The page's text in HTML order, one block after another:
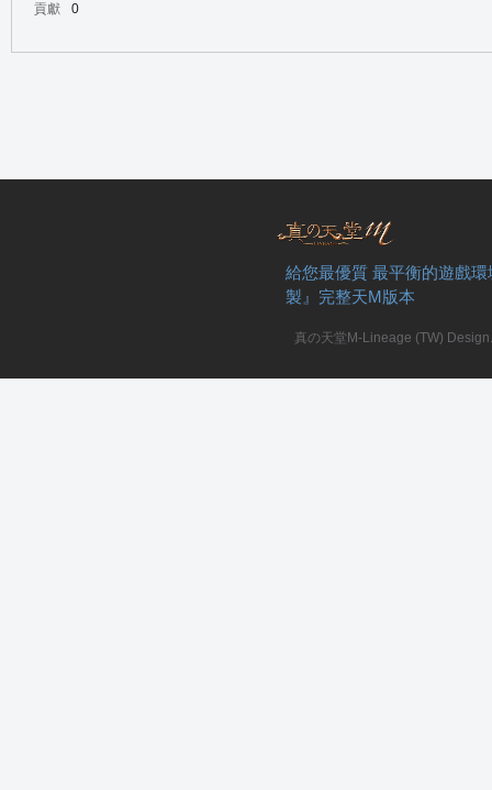
貢獻
0
給您最優質 最平衡的遊戲
製』完整天M版本
真の天堂M-Lineage (TW)